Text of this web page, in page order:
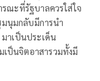
รณะ​ที่รัฐบาล​ควรใส่ใจ
นุม​กลับมีการนำ
มาเป็นประเด็น​
ป็น​จิตอาสารวมทั้งมี